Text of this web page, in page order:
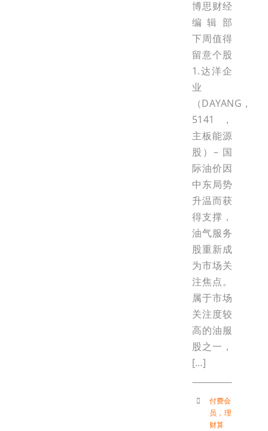
博思财经
编辑部
下周值得
留意个股
1.达洋企
业
（DAYANG，
5141，
主板能源
股）– 国
际油价因
中东局势
升温而获
得支撑，
油气服务
股重新成
为市场关
注焦点。
属于市场
关注度较
高的油服
股之一，
[…]
付费会
员 ， 理
财算